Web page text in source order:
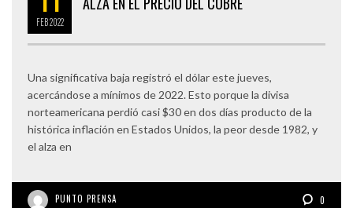
FEB2022
Una significativa baja registró el dólar este jueves,
acercándose a mínimos de 2022. Esto porque la divisa
norteamericana perdió casi $30 en dos días producto de la
histórica inflación en Estados Unidos, la peor desde 1982, y
el alza en
PUNTO PRENSA 0